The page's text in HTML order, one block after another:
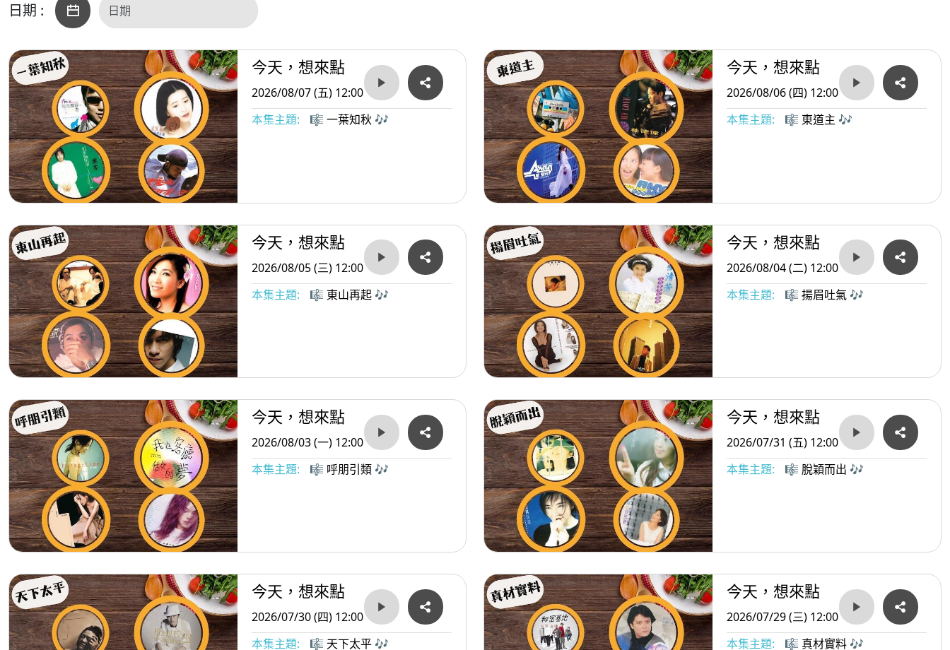
日期 :
今天，想來點
2026/08/07 (五) 12:00
本集主題:
🎼 一葉知秋 🎶
今天，想來點
2026/08/06 (四) 12:00
本集主題:
🎼 東道主 🎶
今天，想來點
2026/08/05 (三) 12:00
本集主題:
🎼 東山再起 🎶
今天，想來點
2026/08/04 (二) 12:00
本集主題:
🎼 揚眉吐氣 🎶
今天，想來點
2026/08/03 (一) 12:00
本集主題:
🎼 呼朋引類 🎶
今天，想來點
2026/07/31 (五) 12:00
本集主題:
🎼 脫穎而出 🎶
今天，想來點
2026/07/30 (四) 12:00
本集主題:
🎼 天下太平 🎶
今天，想來點
2026/07/29 (三) 12:00
本集主題:
🎼 真材實料 🎶